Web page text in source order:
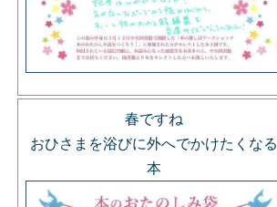
春ですね
おひさまを浴びに外へでかけたくなる
本